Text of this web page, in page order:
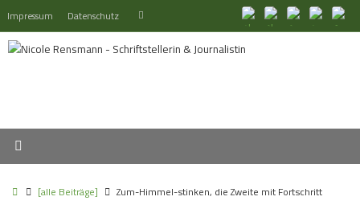
Inhalt
springen
Impressum Datenschutz Suchen
Start[alle Beiträge] Zum-Himmel-stinken, die Zweite mit Fortschritt